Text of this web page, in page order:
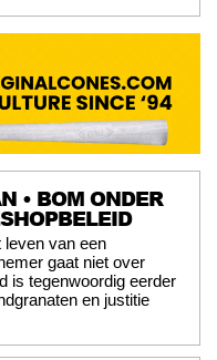
• BOM ONDER
leven van een
gaat niet over
is tegenwoordig eerder
en justitie